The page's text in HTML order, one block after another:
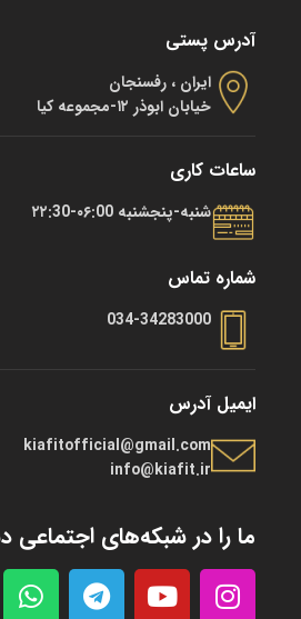
آدرس پستی
ایران ، رفسنجان
خیابان ابوذر ۱۲-مجموعه کیا
ساعات کاری
شنبه-پنجشنبه ۰۶:00-۲۲:30
شماره تماس
034-34283000
ایمیل آدرس
kiafitofficial@gmail.com
info@kiafit.ir
ما را در شبکه‌های اجتماعی